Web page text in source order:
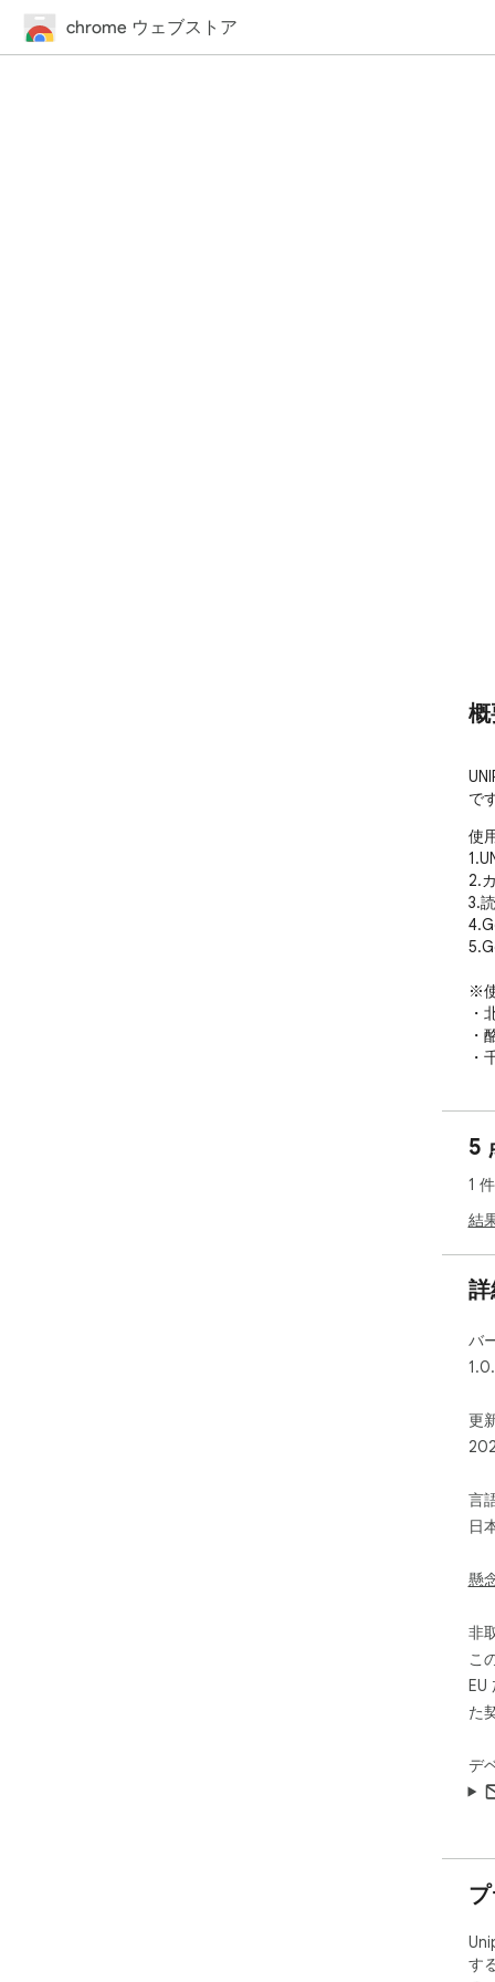
chrome ウェブストア
で
使
2.
3.
※
・
・
・
5
1
結
バ
更
懸
言
日
デ
非
こ
EU
た
す